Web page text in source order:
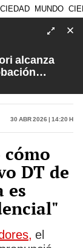
MUNDO
alcanza
30 Abr 2026 | 14:20 h
cómo
DT de
es
el